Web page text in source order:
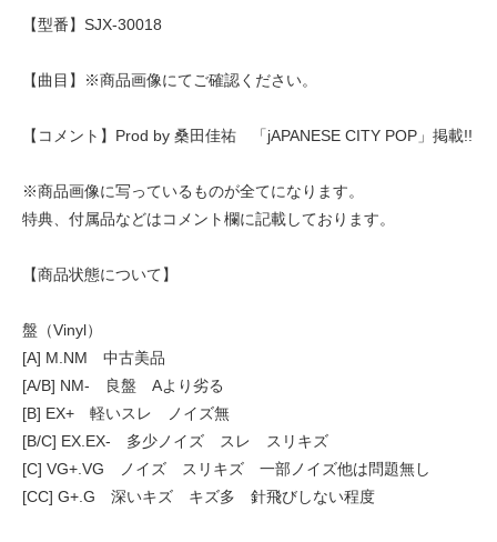
【型番】SJX-30018
【曲目】※商品画像にてご確認ください。
【コメント】Prod by 桑田佳祐 「jAPANESE CITY POP」掲載!!
※商品画像に写っているものが全てになります。
特典、付属品などはコメント欄に記載しております。
【商品状態について】
盤（Vinyl）
[A] M.NM 中古美品
[A/B] NM- 良盤 Aより劣る
[B] EX+ 軽いスレ ノイズ無
[B/C] EX.EX- 多少ノイズ スレ スリキズ
[C] VG+.VG ノイズ スリキズ 一部ノイズ他は問題無し
[CC] G+.G 深いキズ キズ多 針飛びしない程度